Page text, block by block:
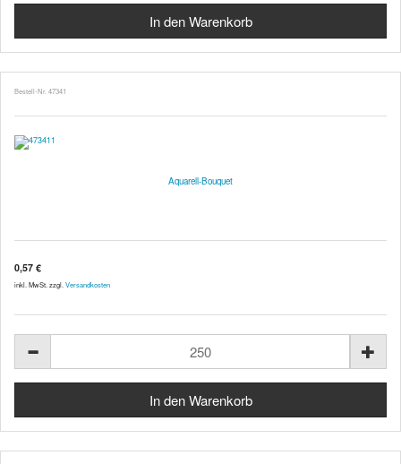
Bestell-Nr. 47341
Aquarell-Bouquet
0,57 €
inkl. MwSt. zzgl. Versandkosten